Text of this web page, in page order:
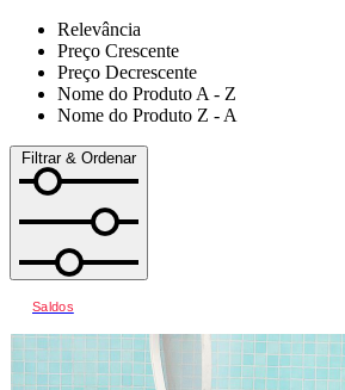
Relevância
Preço Crescente
Preço Decrescente
Nome do Produto A - Z
Nome do Produto Z - A
Filtrar & Ordenar
Saldos